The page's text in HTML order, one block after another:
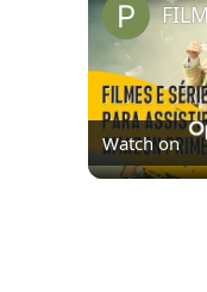
Watch on